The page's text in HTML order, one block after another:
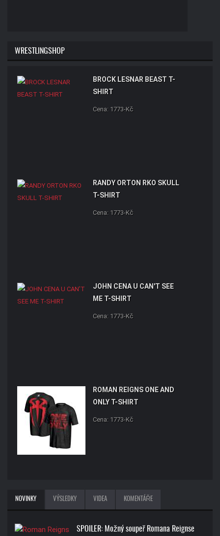
WRESTLINGSHOP
BROCK LESNAR BEAST T-
SHIRT
Cena: 1773-Kč
RANDY ORTON RKO SKULL
T-SHIRT
Cena: 1773-Kč
JOHN CENA U CAN'T SEE
ME T-SHIRT
Cena: 1773-Kč
ROMAN REIGNS ONE AND
ONLY T-SHIRT
Cena: 1773-Kč
NOVINKY VÝSLEDKY VIDEA KOMENTÁŘE
SPOILER: Možný soupeř Romana Reignse